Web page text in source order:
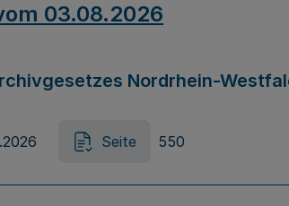
03.08.2026
Nordrhein-
Seite 550